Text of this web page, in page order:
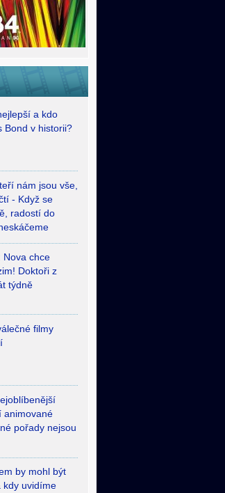
a kdo
Bond v historii?
nám jsou vše,
- Když se
radostí do
Nova chce
Doktoři z
týdně
filmy
animované
pořady nejsou
by mohl být
kdy uvidíme